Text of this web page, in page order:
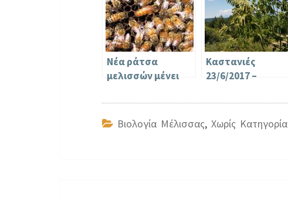
Νέα ράτσα
μελισσών μένει
παράσιτο που
τρέμουν οι
μελισσοκόμοι
Καστανιές
23/6/2017 –
Βιολογία Μέλισσας, Χωρίς Κατηγορία